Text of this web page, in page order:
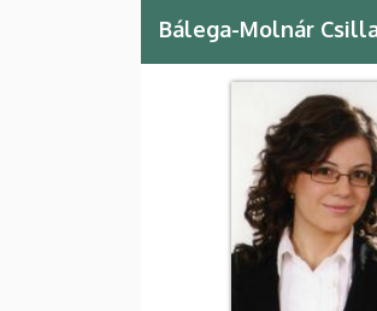
Bálega-Molnár